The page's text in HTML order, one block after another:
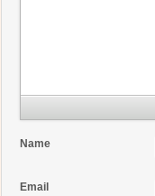
Name
Email